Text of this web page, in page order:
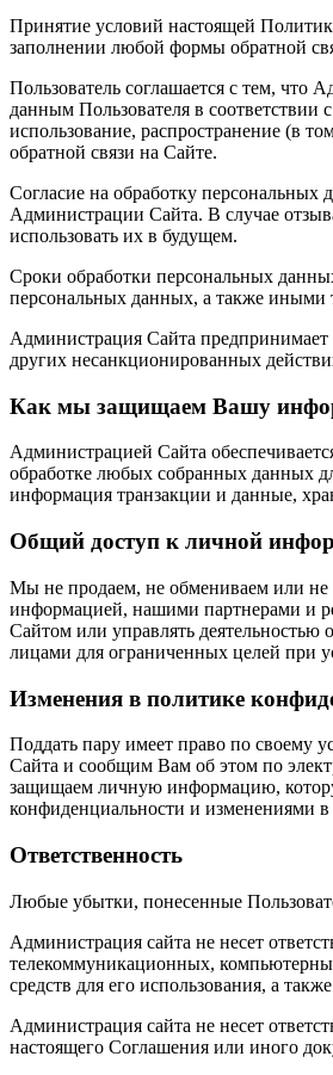
Принятие условий настоящей
заполнении любой формы обратной
Пользователь соглашается с тем,
данным Пользователя в
использование, распространение (в
обратной связи на Сайте.
Согласие на обработку персональных
Администрации Сайта. В случае
использовать их в будущем.
Сроки обработки персональных
персональных данных, а также иными
Администрация Сайта предпринимает
других несанкционированных
Как мы защищаем Вашу
Администрацией Сайта
обработке любых собранных данных
информация транзакции и данные,
Общий доступ к личной
Мы не продаем, не обмениваем или не
информацией, нашими партнерами и
Сайтом или управлять
лицами для ограниченных целей при
Изменения в политике
Поддать пару имеет право по своему
Сайта и сообщим Вам об этом по
защищаем личную информацию,
конфиденциальности и изменениями в
Ответственность
Любые убытки, понесенные
Администрация сайта не несет
телекоммуникационных,
средств для его использования, а
Администрация сайта не несет
настоящего Соглашения или иного